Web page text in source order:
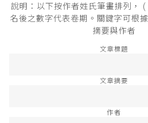
說明：以下按作者姓氏筆畫排列，
名後之數字代表卷期。關鍵字可根
摘要與作者
文章標題
文章摘要
作者